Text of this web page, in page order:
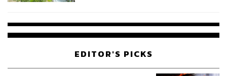
EDITOR'S PICKS